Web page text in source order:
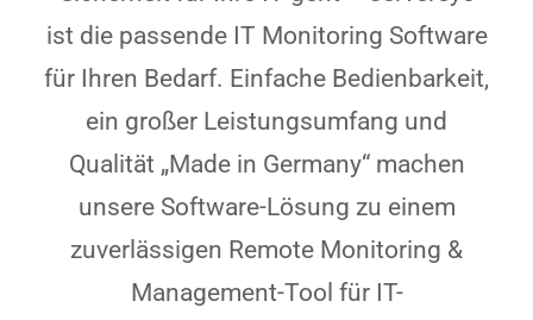
ist die passende IT Monitoring Software
für Ihren Bedarf. Einfache Bedienbarkeit,
ein großer Leistungsumfang und
Qualität „Made in Germany“ machen
unsere Software-Lösung zu einem
zuverlässigen Remote Monitoring &
Management-Tool für IT-